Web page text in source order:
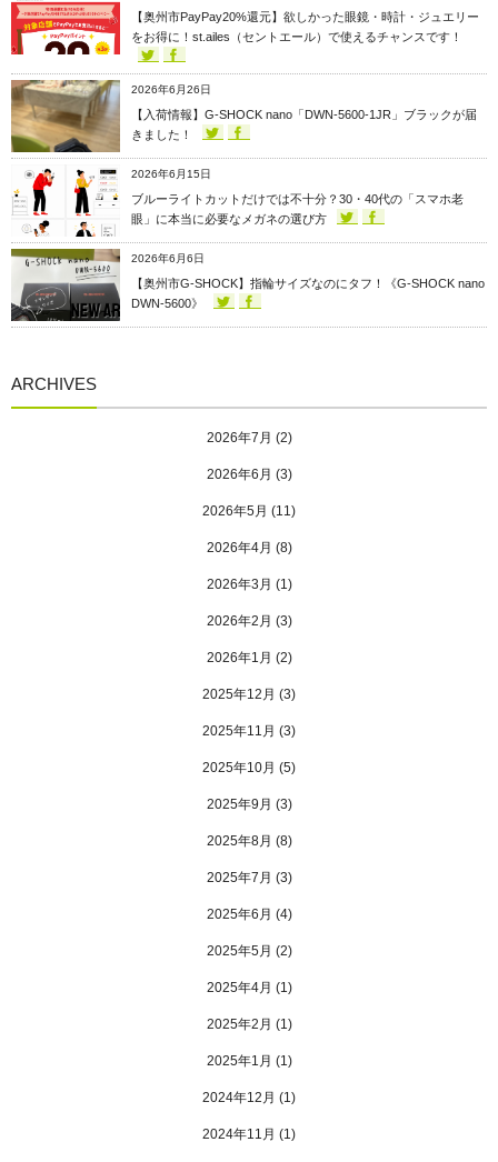
【奥州市PayPay20%還元】欲しかった眼鏡・時計・ジュエリー
をお得に！st.ailes（セントエール）で使えるチャンスです！
2026年6月26日
【入荷情報】G-SHOCK nano「DWN-5600-1JR」ブラックが届
きました！
2026年6月15日
ブルーライトカットだけでは不十分？30・40代の「スマホ老
眼」に本当に必要なメガネの選び方
2026年6月6日
【奥州市G-SHOCK】指輪サイズなのにタフ！《G-SHOCK nano
DWN-5600》
ARCHIVES
2026年7月 (2)
2026年6月 (3)
2026年5月 (11)
2026年4月 (8)
2026年3月 (1)
2026年2月 (3)
2026年1月 (2)
2025年12月 (3)
2025年11月 (3)
2025年10月 (5)
2025年9月 (3)
2025年8月 (8)
2025年7月 (3)
2025年6月 (4)
2025年5月 (2)
2025年4月 (1)
2025年2月 (1)
2025年1月 (1)
2024年12月 (1)
2024年11月 (1)